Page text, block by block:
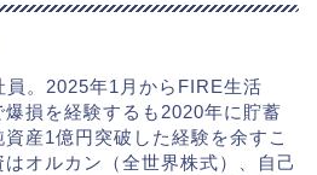
。2025年1月からFIRE生活
損を経験するも2020年に貯蓄
産1億円突破した経験を余すこ
オルカン（全世界株式）、自己